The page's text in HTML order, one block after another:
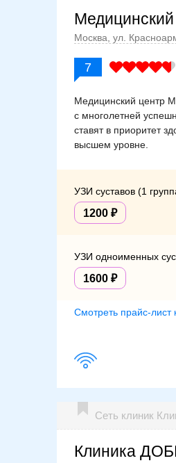
Москва, ул.
7
Медицинский центр
с многолетней
ставят в приоритет
высшем уровне.
УЗИ суставов (1
1200
УЗИ одноименных
1600
Смотреть прайс-лист
Сеть клиник
Клиника